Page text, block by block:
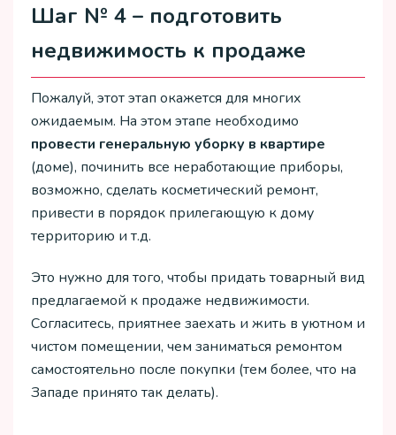
Шаг № 4 – подготовить
недвижимость к продаже
Пожалуй, этот этап окажется для многих
ожидаемым. На этом этапе необходимо
провести генеральную уборку в квартире
(доме), починить все неработающие приборы,
возможно, сделать косметический ремонт,
привести в порядок прилегающую к дому
территорию и т.д.
Это нужно для того, чтобы придать товарный вид
предлагаемой к продаже недвижимости.
Согласитесь, приятнее заехать и жить в уютном и
чистом помещении, чем заниматься ремонтом
самостоятельно после покупки (тем более, что на
Западе принято так делать).